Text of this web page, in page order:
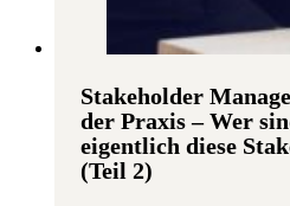
Stakeholder
der Praxis – Wer
eigentlich diese
(Teil 2)